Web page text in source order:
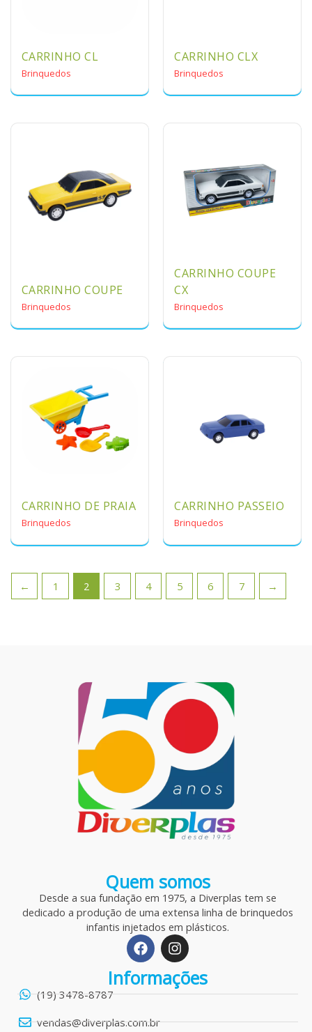
CARRINHO CL
Brinquedos
CARRINHO CLX
Brinquedos
CARRINHO COUPE
Brinquedos
CARRINHO COUPE
CX
Brinquedos
CARRINHO DE PRAIA
Brinquedos
CARRINHO PASSEIO
Brinquedos
← 1 2 3 4 5 6 7 →
Quem somos
Desde a sua fundação em 1975, a Diverplas tem se
dedicado a produção de uma extensa linha de brinquedos
infantis injetados em plásticos.
F
a
c
e
b
o
I
n
s
t
a
r
Informações
(19) 3478-8787
vendas@diverplas.com.br